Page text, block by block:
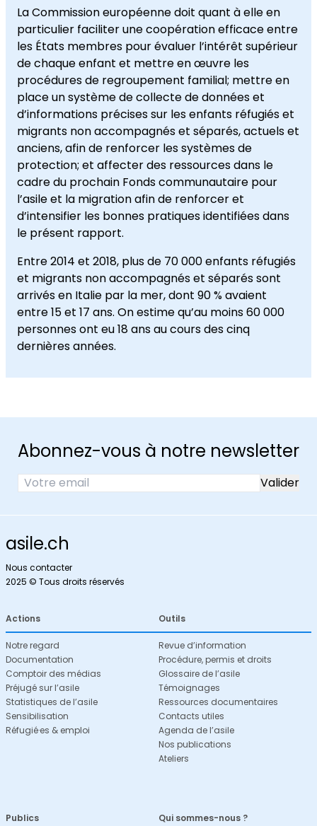
La Commission européenne doit quant à elle en
particulier faciliter une coopération efficace entre
les États membres pour évaluer l’intérêt supérieur
de chaque enfant et mettre en œuvre les
procédures de regroupement familial; mettre en
place un système de collecte de données et
d’informations précises sur les enfants réfugiés et
migrants non accompagnés et séparés, actuels et
anciens, afin de renforcer les systèmes de
protection; et affecter des ressources dans le
cadre du prochain Fonds communautaire pour
l’asile et la migration afin de renforcer et
d’intensifier les bonnes pratiques identifiées dans
le présent rapport.
Entre 2014 et 2018, plus de 70 000 enfants réfugiés
et migrants non accompagnés et séparés sont
arrivés en Italie par la mer, dont 90 % avaient
entre 15 et 17 ans. On estime qu’au moins 60 000
personnes ont eu 18 ans au cours des cinq
dernières années.
Abonnez-vous à notre newsletter
asile.ch
Nous contacter
2025 © Tous droits réservés
Actions
Notre regard
Documentation
Comptoir des médias
Préjugé sur l’asile
Statistiques de l’asile
Sensibilisation
Réfugié·es & emploi
Outils
Revue d’information
Procédure, permis et droits
Glossaire de l’asile
Témoignages
Ressources documentaires
Contacts utiles
Agenda de l’asile
Nos publications
Ateliers
Publics Qui sommes-nous ?